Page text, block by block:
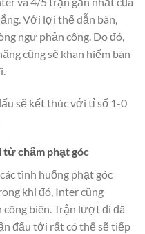
Với lợi thế dẫn bàn,
ngự phản công. Do đó,
cũng sẽ khan hiếm bàn
sẽ kết thúc với tỉ số 1-0
từ chấm phạt góc
tình huống phạt góc
khi đó, Inter cũng
công biên. Trận lượt đi đã
đấu tới rất có thể sẽ tiếp